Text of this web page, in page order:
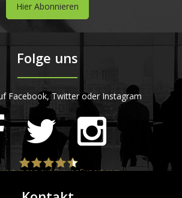
Hier Abonnieren
Folge uns
Facebook, Twitter oder Instagram
auf ProvenExpert.com